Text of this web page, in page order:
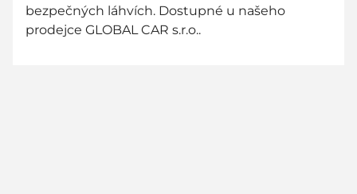
bezpečných láhvích. Dostupné u našeho
prodejce GLOBAL CAR s.r.o..